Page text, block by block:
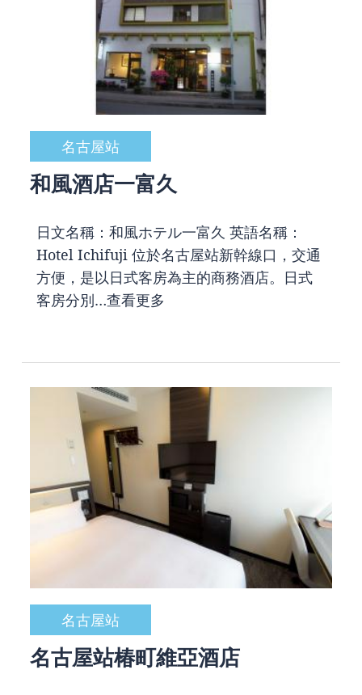
名古屋站
和風酒店一富久
日文名稱：和風ホテル一富久 英語名稱：
Hotel Ichifuji 位於名古屋站新幹線口，交通
方便，是以日式客房為主的商務酒店。日式
客房分別…查看更多
名古屋站
名古屋站椿町維亞酒店